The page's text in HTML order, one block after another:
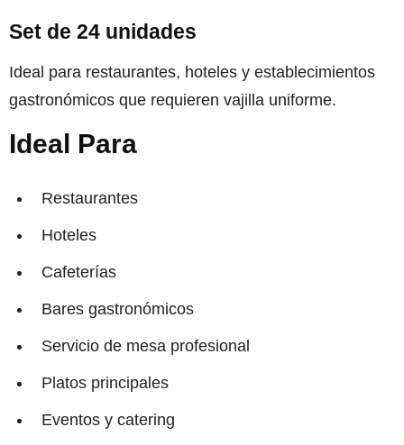
Set de 24 unidades
Ideal para restaurantes, hoteles y establecimientos
gastronómicos que requieren vajilla uniforme.
Ideal Para
Restaurantes
Hoteles
Cafeterías
Bares gastronómicos
Servicio de mesa profesional
Platos principales
Eventos y catering